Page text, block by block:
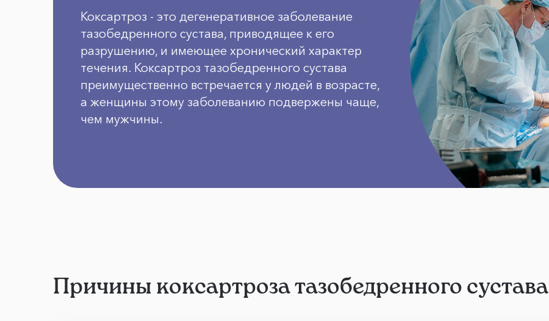
Коксартроз - это дегенеративное заболевание
тазобедренного сустава, приводящее к его
разрушению, и имеющее хронический характер
течения. Коксартроз тазобедренного сустава
преимущественно встречается у людей в возрасте,
а женщины этому заболеванию подвержены чаще,
чем мужчины.
Причины коксартроза тазобедренного сустава